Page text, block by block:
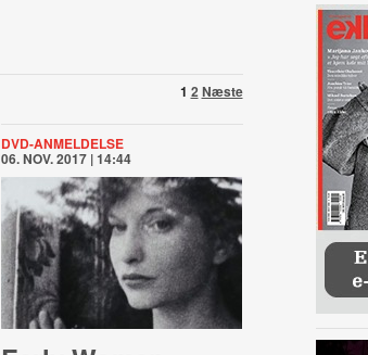
1 2 Næste
DVD-ANMELDELSE
06. NOV. 2017 | 14:44